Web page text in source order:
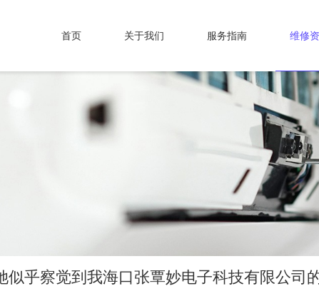
首页 关于我们 服务指南 维修
似乎察觉到我海口张覃妙电子科技有限公司